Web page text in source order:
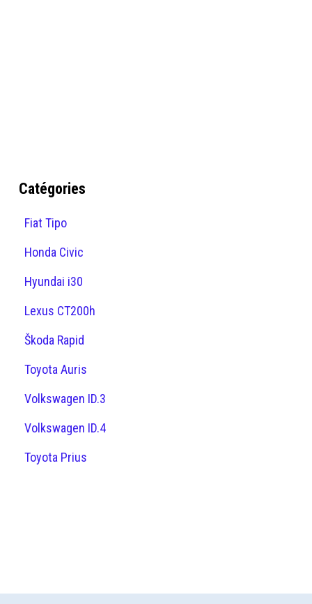
Catégories
Fiat Tipo
Honda Civic
Hyundai i30
Lexus CT200h
Škoda Rapid
Toyota Auris
Volkswagen ID.3
Volkswagen ID.4
Toyota Prius